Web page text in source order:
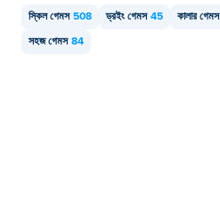
স্কিল গেমস 508 ড্রইং গেমস 45 কালার গেমস
সহজ গেমস 84